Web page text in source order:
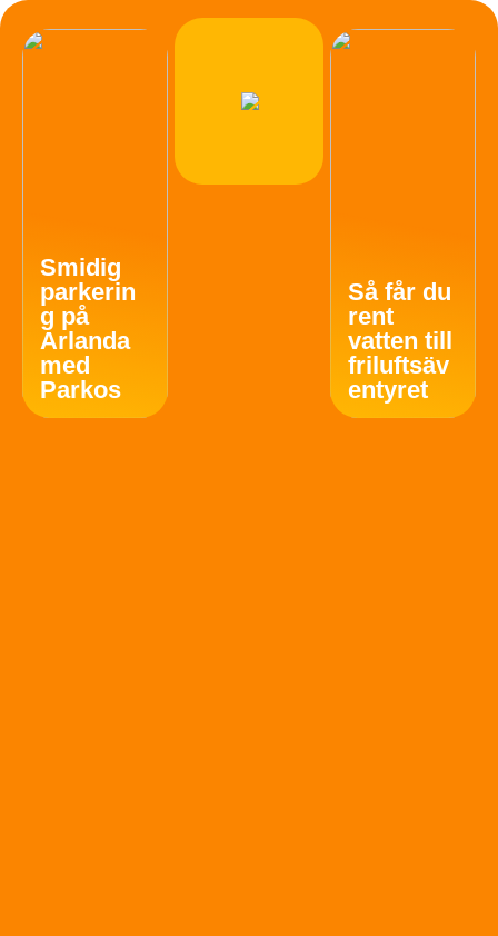
Smidig
parkerin
g på
Arlanda
med
Parkos
Så får du
rent
vatten till
friluftsäv
entyret